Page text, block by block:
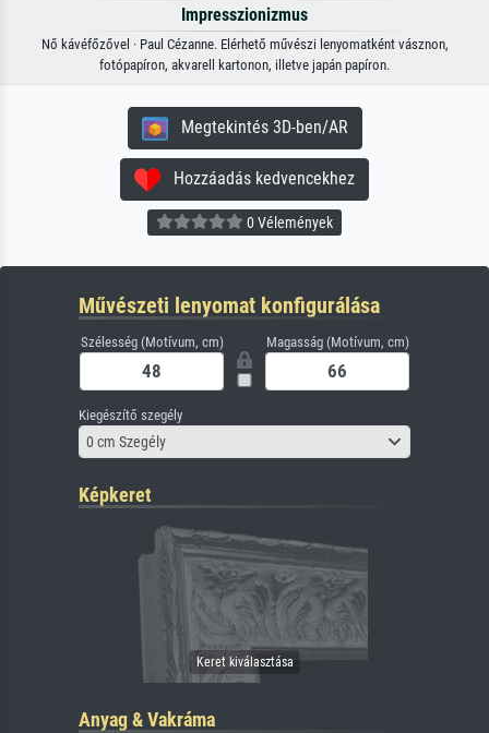
Impresszionizmus
Nő kávéfőzővel · Paul Cézanne. Elérhető művészi lenyomatként vásznon,
fotópapíron, akvarell kartonon, illetve japán papíron.
Megtekintés 3D-ben/AR
Hozzáadás kedvencekhez
0 Vélemények
Művészeti lenyomat konfigurálása
Szélesség (Motívum, cm) Magasság (Motívum, cm)
Kiegészítő szegély
0 cm Szegély
Képkeret
Anyag & Vakráma